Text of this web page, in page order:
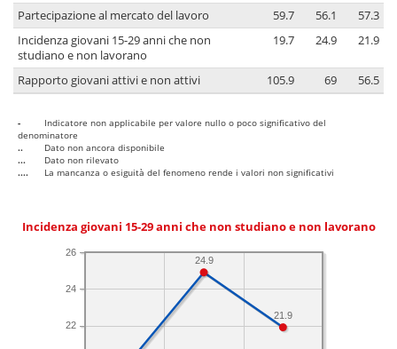
Partecipazione al mercato del lavoro 59.7 56.1
57.3
Incidenza giovani 15-29 anni che non
studiano e non lavorano
19.7 24.9 21.9
Rapporto giovani attivi e non attivi 105.9 69 56.5
-
Indicatore non applicabile per valore nullo o poco significativo del
denominatore
..
Dato non ancora disponibile
...
Dato non rilevato
....
La mancanza o esiguità del fenomeno rende i valori non significativi
Incidenza giovani 15-29 anni che non studiano e non lavorano
22
24
26
21.9
24.9